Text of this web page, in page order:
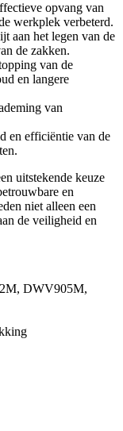
opvang van
werkplek verbeterd.
aan het legen van de
de zakken.
van de
en langere
van
en efficiëntie van de
uitstekende keuze
en
niet alleen een
de veiligheid en
DWV905M,